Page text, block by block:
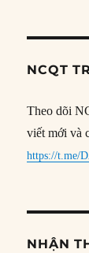
NCQT
Theo dõi
viết mới và
https://t.me/
NHẬN